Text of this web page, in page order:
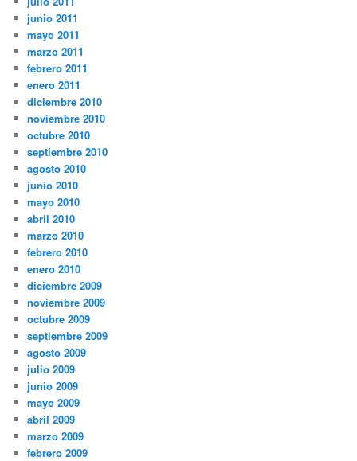
junio 2011
mayo 2011
marzo 2011
febrero 2011
enero 2011
diciembre 2010
noviembre 2010
octubre 2010
septiembre 2010
agosto 2010
junio 2010
mayo 2010
abril 2010
marzo 2010
febrero 2010
enero 2010
diciembre 2009
noviembre 2009
octubre 2009
septiembre 2009
agosto 2009
julio 2009
junio 2009
mayo 2009
abril 2009
marzo 2009
febrero 2009